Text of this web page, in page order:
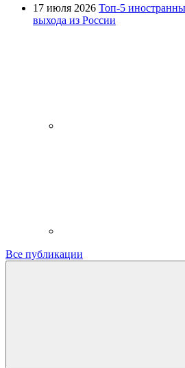
17 июля 2026 Топ-5
выхода из России
Все публикации